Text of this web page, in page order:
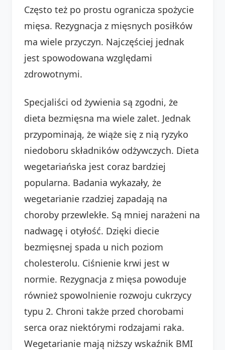
Często też po prostu ogranicza spożycie
mięsa. Rezygnacja z mięsnych posiłków
ma wiele przyczyn. Najczęściej jednak
jest spowodowana względami
zdrowotnymi.
Specjaliści od żywienia są zgodni, że
dieta bezmięsna ma wiele zalet. Jednak
przypominają, że wiąże się z nią ryzyko
niedoboru składników odżywczych. Dieta
wegetariańska jest coraz bardziej
popularna. Badania wykazały, że
wegetarianie rzadziej zapadają na
choroby przewlekłe. Są mniej narażeni na
nadwagę i otyłość. Dzięki diecie
bezmięsnej spada u nich poziom
cholesterolu. Ciśnienie krwi jest w
normie. Rezygnacja z mięsa powoduje
również spowolnienie rozwoju cukrzycy
typu 2. Chroni także przed chorobami
serca oraz niektórymi rodzajami raka.
Wegetarianie mają niższy wskaźnik BMI